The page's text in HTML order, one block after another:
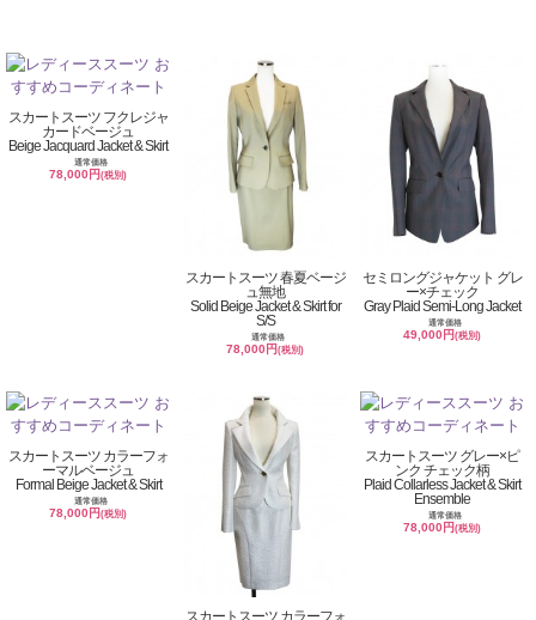
スカートスーツ フクレジャ
カードベージュ
Beige Jacquard Jacket & Skirt
通常価格
78,000円(税別)
スカートスーツ 春夏ベージ
ュ無地
Solid Beige Jacket & Skirt for
S/S
通常価格
78,000円(税別)
セミロングジャケット グレ
ー×チェック
Gray Plaid Semi-Long Jacket
通常価格
49,000円(税別)
スカートスーツ カラーフォ
ーマルベージュ
Formal Beige Jacket & Skirt
通常価格
78,000円(税別)
スカートスーツ カラーフォ
スカートスーツ グレー×ピ
ンク チェック柄
Plaid Collarless Jacket & Skirt
Ensemble
通常価格
78,000円(税別)